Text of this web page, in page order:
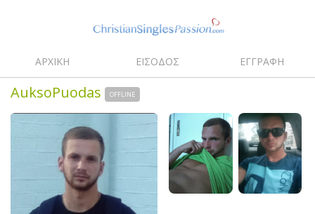
ΑΡΧΙΚΗ ΕΙΣΟΔΟΣ ΕΓΓΡΑΦΗ
AuksoPuodas OFFLINE